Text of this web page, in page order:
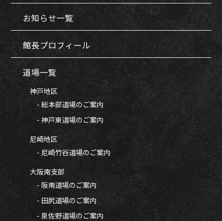
お知らせ一覧
館長プロフィール
道場一覧
神戸地区
- 総本部道場のご案内
- 神戸東道場のご案内
尼崎地区
- 尼崎竹谷道場のご案内
大阪南支部
- 阪南道場のご案内
- 田尻道場のご案内
- 泉佐野道場のご案内